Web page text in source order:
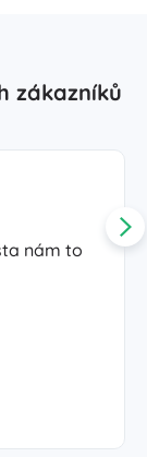
zákazníků
nám to